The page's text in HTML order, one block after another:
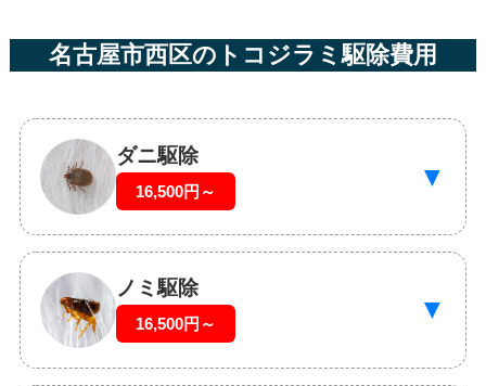
名古屋市西区のトコジラミ駆除費用
ダニ駆除
16,500円～ ▼
ノミ駆除
16,500円～ ▼